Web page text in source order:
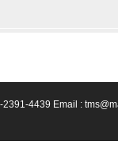
4439 Email :